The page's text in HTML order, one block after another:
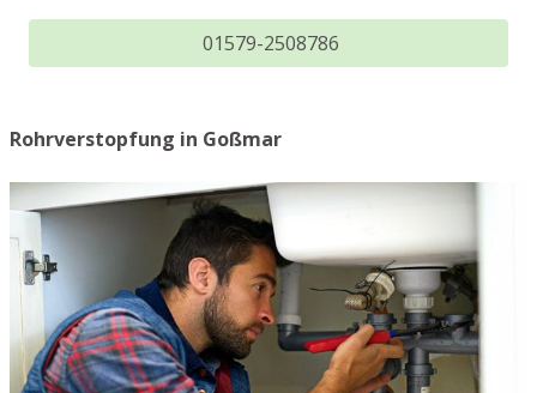
01579-2508786
Rohrverstopfung in Goßmar